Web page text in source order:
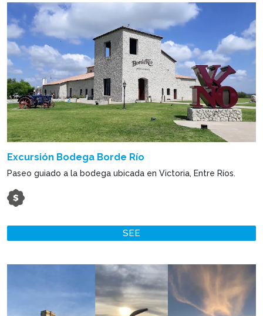
Excursión Bodega Borde Río
Paseo guiado a la bodega ubicada en Victoria, Entre Ríos.
SEE